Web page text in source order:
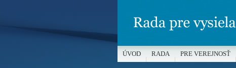
ÚVOD RADA PRE VEREJNOSŤ